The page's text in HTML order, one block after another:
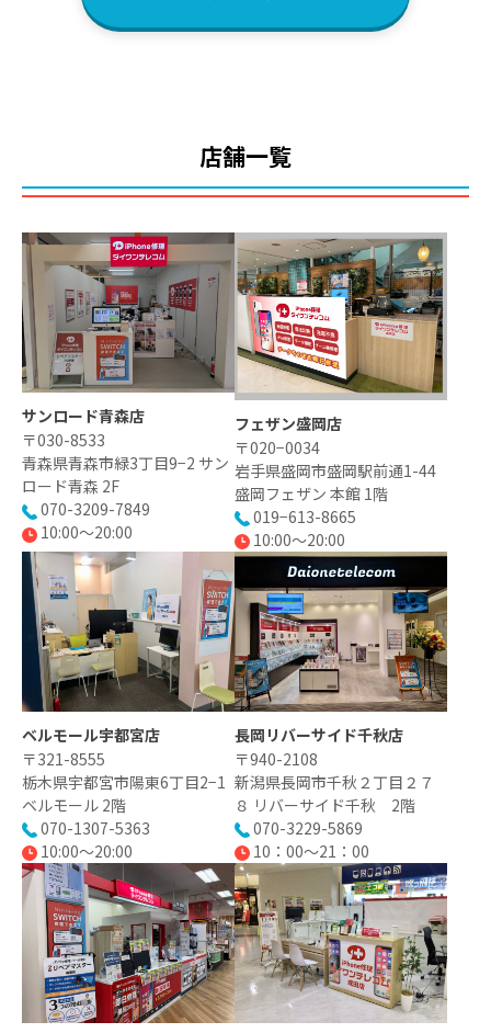
店舗一覧
サンロード青森店
〒030-8533
青森県青森市緑3丁目9−2 サン
ロード青森 2F
070-3209-7849
10:00～20:00
フェザン盛岡店
〒020−0034
岩手県盛岡市盛岡駅前通1-44
盛岡フェザン 本館 1階
019−613-8665
10:00～20:00
ベルモール宇都宮店
〒321-8555
栃木県宇都宮市陽東6丁目2−1
ベルモール 2階
070-1307-5363
10:00～20:00
長岡リバーサイド千秋店
〒940-2108
新潟県長岡市千秋２丁目２７
８ リバーサイド千秋 2階
070-3229-5869
10：00～21：00